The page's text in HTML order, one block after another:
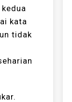
kata
tidak